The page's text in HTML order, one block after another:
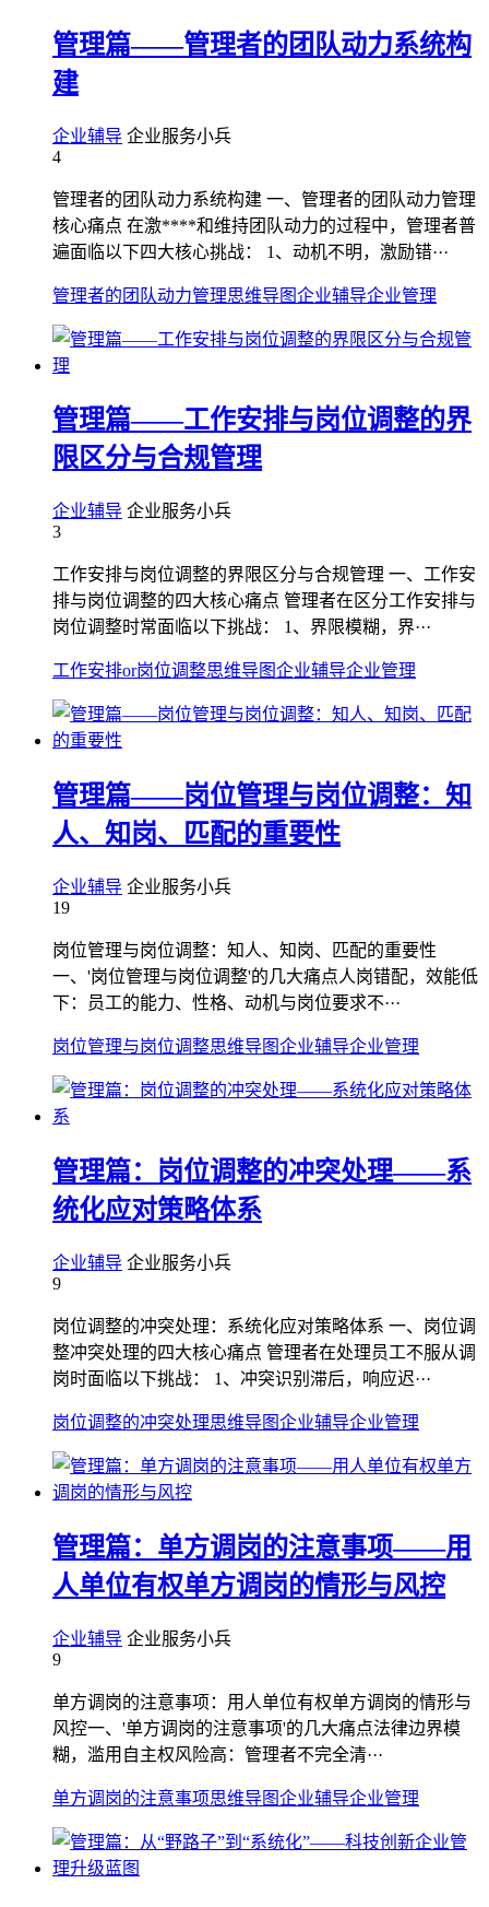
管理篇——管理者的团队动力系统构
建
企业辅导 企业服务小兵
4
管理者的团队动力系统构建 一、管理者的团队动力管理
核心痛点 在激****和维持团队动力的过程中，管理者普
遍面临以下四大核心挑战： 1、动机不明，激励错···
管理者的团队动力管理思维导图企业辅导企业管理
管理篇——工作安排与岗位调整的界
限区分与合规管理
企业辅导 企业服务小兵
3
工作安排与岗位调整的界限区分与合规管理 一、工作安
排与岗位调整的四大核心痛点 管理者在区分工作安排与
岗位调整时常面临以下挑战： 1、界限模糊，界···
工作安排or岗位调整思维导图企业辅导企业管理
管理篇——岗位管理与岗位调整：知
人、知岗、匹配的重要性
企业辅导 企业服务小兵
19
岗位管理与岗位调整：知人、知岗、匹配的重要性
一、'岗位管理与岗位调整'的几大痛点人岗错配，效能低
下：员工的能力、性格、动机与岗位要求不···
岗位管理与岗位调整思维导图企业辅导企业管理
管理篇：岗位调整的冲突处理——系
统化应对策略体系
企业辅导 企业服务小兵
9
岗位调整的冲突处理：系统化应对策略体系 一、岗位调
整冲突处理的四大核心痛点 管理者在处理员工不服从调
岗时面临以下挑战： 1、冲突识别滞后，响应迟···
岗位调整的冲突处理思维导图企业辅导企业管理
管理篇：单方调岗的注意事项——用
人单位有权单方调岗的情形与风控
企业辅导 企业服务小兵
9
单方调岗的注意事项：用人单位有权单方调岗的情形与
风控一、'单方调岗的注意事项'的几大痛点法律边界模
糊，滥用自主权风险高：管理者不完全清···
单方调岗的注意事项思维导图企业辅导企业管理